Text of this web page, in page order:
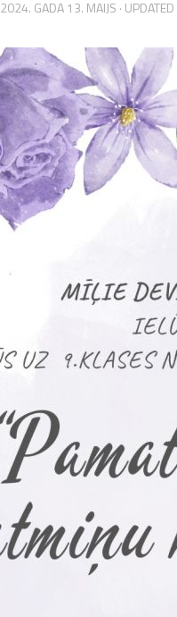
2024. GADA 13. MAIJS · UPDATED